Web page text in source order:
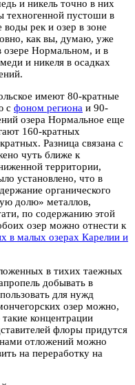
и никель точно в них
техногенной пустоши в
воды рек и озер в зоне
как вы, думаю, уже
Нормальном, и в
и никеля в осадках
имеют 80-кратные
с фоном региона и 90-
озера Нормальное еще
160-кратных
Разница связана с
чуть ближе к
территории,
установлено, что в
органического
долю» металлов,
по содержанию этой
озер можно отнести к
в малых озерах Карелии и
в тихих таежных
добывать в
для нужд
озер можно,
концентрации
флоры придутся
отложений можно
на переработку на